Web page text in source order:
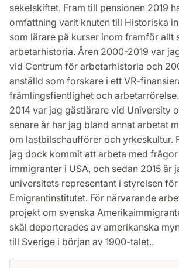
sekelskiftet. Fram till pensionen 2019
omfattning varit knuten till Historiska
som lärare på kurser inom framför allt
arbetarhistoria. Åren 2000-2019 var
vid Centrum för arbetarhistoria och
anställd som forskare i ett VR-
främlingsfientlighet och
2014 var jag gästlärare vid University
senare år har jag bland annat arbetat
om lastbilschaufförer och yrkeskultur.
jag dock kommit att arbeta med
immigranter i USA, och sedan 2015 är
universitets representant i styrelsen
Emigrantinstitutet. För närvarande
projekt om svenska
skäl deporterades av amerikanska
till Sverige i början av 1900-talet..